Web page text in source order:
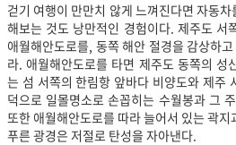
걷기 여행이 만만치 않게 느껴진다면 자동
해보는 것도 낭만적인 경험이다. 제주도 서
애월해안도로를, 동쪽 해안 절경을 감상하
라. 애월해안도로를 타면 제주도 동쪽의 성
는 섬 서쪽의 한림항 앞바다 비양도와 제주
덕으로 일몰명소로 손꼽히는 수월봉과 그
또한 애월해안도로를 따라 늘어서 있는 곽지
푸른 광경은 저절로 탄성을 자아낸다.